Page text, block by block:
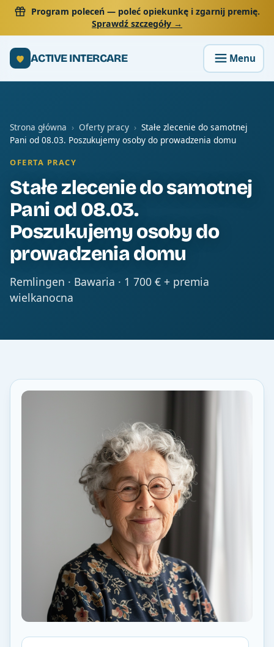
Program poleceń— poleć opiekunkę i zgarnij premię.
Sprawdź szczegóły →
ACTIVE INTERCARE
Strona główna › Oferty pracy › Stałe zlecenie do samotnej
Pani od 08.03. Poszukujemy osoby do prowadzenia domu
OFERTA PRACY
Stałe zlecenie do samotnej
Pani od 08.03.
Poszukujemy osoby do
prowadzenia domu
Remlingen · Bawaria · 1 700 € + premia
wielkanocna